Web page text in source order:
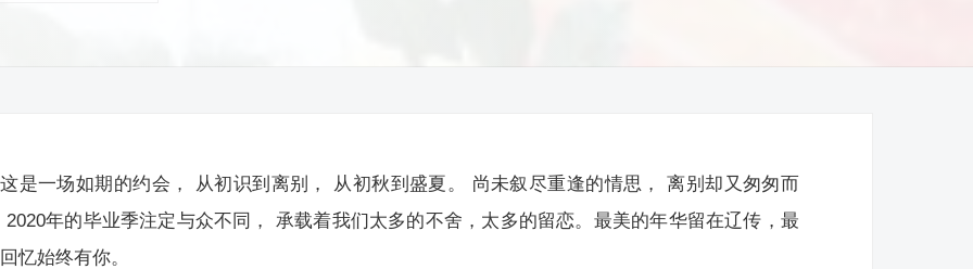
这是一场如期的约会， 从初识到离别， 从初秋到盛夏。 尚未叙尽重逢的情思， 离别却又匆匆而
2020年的毕业季注定与众不同， 承载着我们太多的不舍，太多的留恋。最美的年华留在辽传，最
忆始终有你。